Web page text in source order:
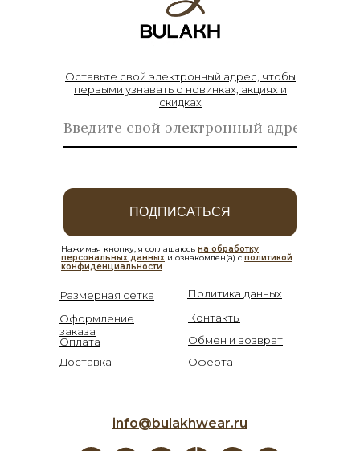
Размерная сетка
Оформление
заказа
Оплата
Доставка
Обмен и возврат
Контакты
Оставьте свой электронный адрес, чтобы
первыми узнавать о новинках, акциях и
скидках
Политика данных
Оферта
info@bulakhwear.ru
ПОДПИСАТЬСЯ
Нажимая кнопку, я соглашаюсь на обработку
персональных данных и ознакомлен(а) с политикой
конфиденциальности